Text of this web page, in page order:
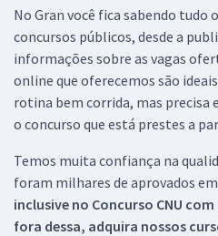
No Gran você fica sabendo tudo
concursos públicos, desde a
informações sobre as vagas
online que oferecemos são
rotina bem corrida, mas precisa
o concurso que está prestes a
Temos muita confiança na
foram milhares de aprovados em
inclusive no Concurso CNU com
fora dessa, adquira nossos